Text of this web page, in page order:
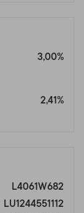
3,00%
2,41%
L4061W682
LU1244551112